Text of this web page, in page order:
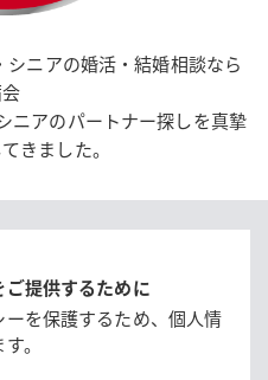
ニアの婚活・結婚相談なら
ニアのパートナー探しを真摯
きました。
提供するために
を保護するため、 個人情
。